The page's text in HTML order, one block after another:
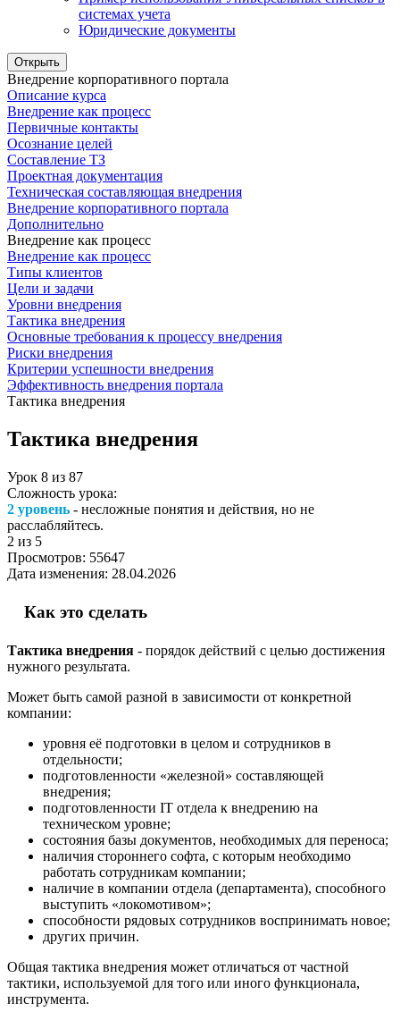
системах учета
Юридические документы
Открыть
Внедрение корпоративного портала
Описание курса
Внедрение как процесс
Первичные контакты
Осознание целей
Составление ТЗ
Проектная документация
Техническая составляющая внедрения
Внедрение корпоративного портала
Дополнительно
Внедрение как процесс
Внедрение как процесс
Типы клиентов
Цели и задачи
Уровни внедрения
Тактика внедрения
Основные требования к процессу внедрения
Риски внедрения
Критерии успешности внедрения
Эффективность внедрения портала
Тактика внедрения
Тактика внедрения
Урок 8 из 87
Сложность урока:
2 уровень - несложные понятия и действия, но не
расслабляйтесь.
2 из 5
Просмотров: 55647
Дата изменения: 28.04.2026
Как это сделать
Тактика внедрения - порядок действий с целью достижения
нужного результата.
Может быть самой разной в зависимости от конкретной
компании:
уровня её подготовки в целом и сотрудников в
отдельности;
подготовленности «железной» составляющей
внедрения;
подготовленности IT отдела к внедрению на
техническом уровне;
состояния базы документов, необходимых для переноса;
наличия стороннего софта, с которым необходимо
работать сотрудникам компании;
наличие в компании отдела (департамента), способного
выступить «локомотивом»;
способности рядовых сотрудников воспринимать новое;
других причин.
Общая тактика внедрения может отличаться от частной
тактики, используемой для того или иного функционала,
инструмента.